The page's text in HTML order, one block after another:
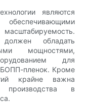
являются
должен обладать
мощностями,
для
БОПП-пленок. Кроме
крайне важна
производства в